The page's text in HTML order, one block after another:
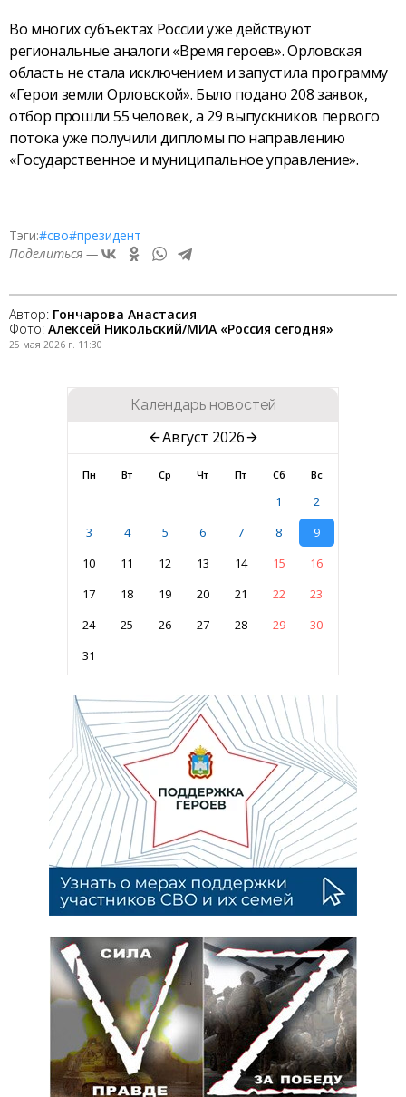
Во многих субъектах России уже действуют
региональные аналоги «Время героев». Орловская
область не стала исключением и запустила программу
«Герои земли Орловской». Было подано 208 заявок,
отбор прошли 55 человек, а 29 выпускников первого
потока уже получили дипломы по направлению
«Государственное и муниципальное управление».
Тэги:#сво#президент
Поделиться —
Автор: Гончарова Анастасия
Фото: Алексей Никольский/МИА «Россия сегодня»
25 мая 2026 г. 11:30
Календарь новостей
Август 2026
Пн Вт Ср Чт Пт Сб Вс
1
2
3
4 5 6 7 8
9
10
11 12 13 14 15
16
17
18 19 20 21 22
23
24
25 26 27 28 29
30
31